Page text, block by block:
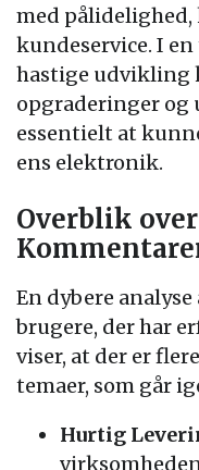
med
kundeservice. I
hastige udvikling
opgraderinger og
essentielt at
ens elektronik.
Overblik
En dybere
brugere, der har
viser, at der er
temaer, som går
Hurtig